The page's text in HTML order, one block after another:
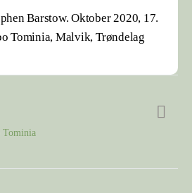
Barstow. Oktober 2020, 17.
Tominia, Malvik, Trøndelag
Tominia